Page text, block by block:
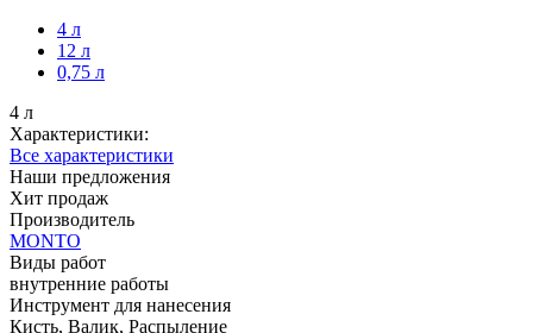
4 л
12 л
0,75 л
4 л
Характеристики:
Все характеристики
Наши предложения
Хит продаж
Производитель
MONTO
Виды работ
внутренние работы
Инструмент для нанесения
Кисть, Валик, Распыление